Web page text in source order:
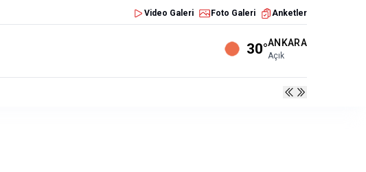
Video Galeri Foto Galeri Anketler
30°ANKARA
Açık